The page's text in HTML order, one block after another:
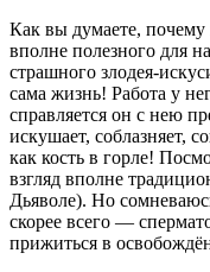
Как вы думаете, почему
вполне полезного для
страшного злодея-
сама жизнь! Работа у
справляется он с нею
искушает, соблазняет,
как кость в горле!
взгляд вполне
Дьяволе). Но
скорее всего —
прижиться в